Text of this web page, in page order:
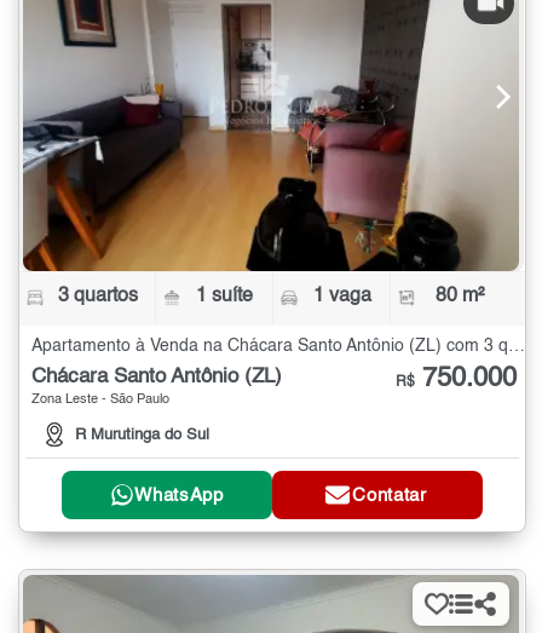
3 quartos 1 suíte 1 vaga 80 m²
Apartamento à Venda na Chácara Santo Antônio (ZL) com 3 quartos - 80 m²
Chácara Santo Antônio (ZL)
Zona Leste - São Paulo
R Murutinga do Sul
R$ 750.000
WhatsApp Contatar